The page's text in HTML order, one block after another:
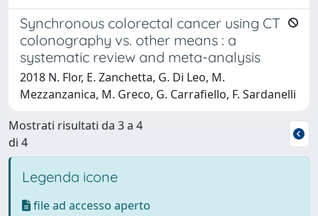
Synchronous colorectal cancer using CT
colonography vs. other means : a
systematic review and meta-analysis
2018 N. Flor, E. Zanchetta, G. Di Leo, M.
Mezzanzanica, M. Greco, G. Carrafiello, F. Sardanelli
Mostrati risultati da 3 a 4
di 4
Legenda icone
file ad accesso aperto